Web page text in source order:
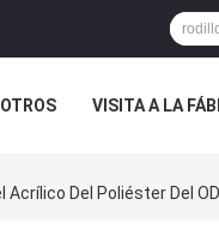
VISITA A LA
Acrílico Del Poliéster Del